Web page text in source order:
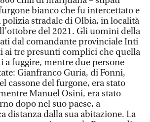
bianco che fu intercettato e
polizia stradale di Olbia, in località
del 2021. Gli uomini della
dal comandante provinciale Inti
ai tre presunti complici che quella
a fuggire, mentre due persone
Gianfranco Guria, di Fonni,
cassone del furgone, era stato
Manuel Osini, era stato
dopo nel suo paese, a
distanza dalla sua abitazione. La